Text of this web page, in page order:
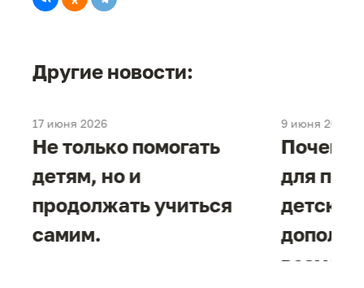
Другие новости:
17 июня 2026
Не только помогать
детям, но и
продолжать учиться
самим.
9 июня 2026
Почему
для